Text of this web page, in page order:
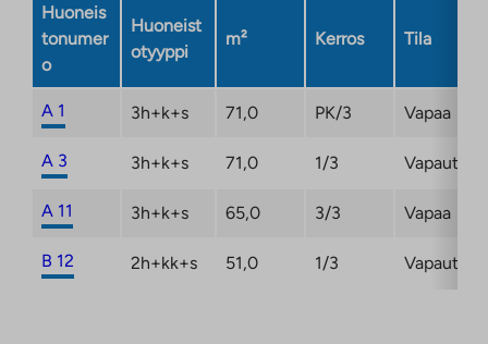
Huoneis
tonumer
o
Huoneist
otyyppi
m² Kerros Tila
A 1 3h+k+s 71,0 PK/3 Vapaa
A 3 3h+k+s 71,0 1/3
A 11 3h+k+s 65,0 3/3 Vapaa
B 12 2h+kk+s 51,0 1/3